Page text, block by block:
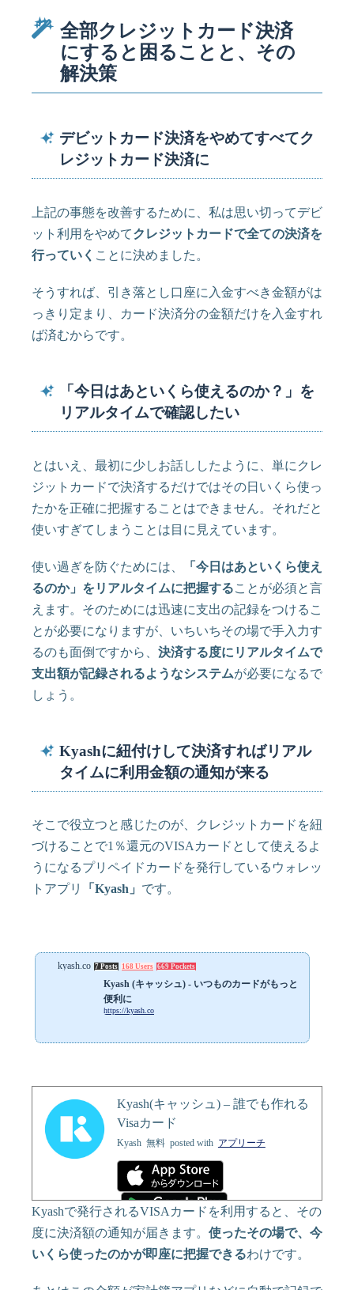
全部クレジットカード決済
にすると困ることと、その
解決策
デビットカード決済をやめてすべてク
レジットカード決済に
上記の事態を改善するために、私は思い切ってデビ
ット利用をやめてクレジットカードで全ての決済を
行っていく ことに決めました。
そうすれば、引き落とし口座に入金すべき金額がは
っきり定まり、カード決済分の金額だけを入金すれ
ば済むからです。
「今日はあといくら使えるのか？」を
リアルタイムで確認したい
とはいえ、最初に少しお話ししたように、単にクレ
ジットカードで決済するだけではその日いくら使っ
たかを正確に把握することはできません。それだと
使いすぎてしまうことは目に見えています。
使い過ぎを防ぐためには、
「今日はあといくら使え
るのか」をリアルタイムに把握することが必須と言
えます。そのためには迅速に支出の記録をつけるこ
とが必要になりますが、いちいちその場で手入力す
るのも面倒ですから、 決済する度にリアルタイムで
支出額が記録されるようなシステムが必要になるで
しょう。
Kyashに紐付けして決済すればリアル
タイムに利用金額の通知が来る
そこで役立つと感じたのが、クレジットカードを紐
づけることで1％還元のVISAカードとして使えるよ
うになるプリペイドカードを発行しているウォレッ
トアプリ
「Kyash」 です。
kyash.co 7 Posts 168 Users 669 Pockets
Kyash (キャッシュ) - いつものカードがもっと
便利に
https://kyash.co
Kyash(キャッシュ) – 誰でも作れる
Visaカード
Kyash 無料 posted with アプリーチ
Kyashで発行されるVISAカードを利用すると、その
度に決済額の通知が届きます。 使ったその場で、今
いくら使ったのかが即座に把握できるわけです。